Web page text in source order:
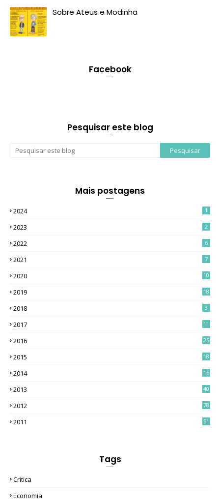
Sobre Ateus e Modinha
Facebook
Pesquisar este blog
Mais postagens
2024 1
2023 2
2022 6
2021 7
2020 10
2019 18
2018 3
2017 11
2016 25
2015 18
2014 16
2013 40
2012 78
2011 51
Tags
Critica
Economia